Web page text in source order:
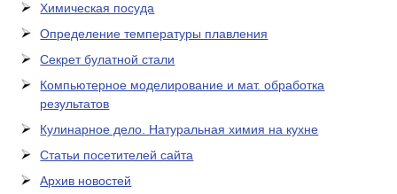
Химическая посуда
Определение температуры плавления
Секрет булатной стали
Компьютерное моделирование и мат. обработка
результатов
Кулинарное дело. Натуральная химия на кухне
Статьи посетителей сайта
Архив новостей